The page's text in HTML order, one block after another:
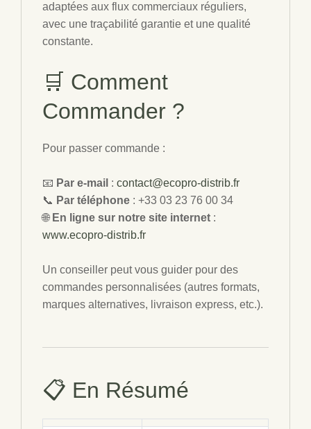
adaptées aux flux commerciaux réguliers,
avec une traçabilité garantie et une qualité
constante.
🛒 Comment
Commander ?
Pour passer commande :
📧 Par e-mail : contact@ecopro-distrib.fr
📞 Par téléphone : +33 03 23 76 00 34
🌐 En ligne sur notre site internet :
www.ecopro-distrib.fr
Un conseiller peut vous guider pour des
commandes personnalisées (autres formats,
marques alternatives, livraison express, etc.).
📋 En Résumé